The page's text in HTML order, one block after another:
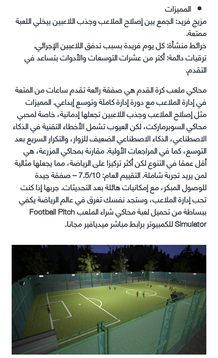
المميزات
مزيج فريد: الجمع بين إصلاح الملاعب وجذب اللاعبين بيخلي اللعبة
ممتعة.
خرائط منشأة: كل يوم فريدة بسبب تدفق اللاعبين الإجرائي.
ترقيات دائمة: أكتر من عشرات التوسعات والأدوات بتساعد في
التقدم.
محاكي ملعب كرة القدم هي صفقة رائعة تقدم ساعات من المتعة
في إدارة الملاعب مع دورة إدارة كاملة وتوسع إبداعي. المميزات
مثل إصلاح الملاعب وجذب اللاعبين تجعلها إدمانية، خاصة لمحبي
محاكي السوبرماركت، لكن العيوب تشمل الأخطاء التقنية في الذكاء
الاصطناعي، الذكاء الاصطناعي الضعيف للزوار، والتكرار السريع بعد
التوسع، كما في المراجعات الأولية. مقارنة بمحاكي المزرعة، هي
أقل عمقا في التنوع لكن أكثر تركيزا على الرياضة، مما يجعلها مثالية
لمن يريد تجربة شاملة. التقييم العام: 7.5/10 – صفقة جيدة
للوصول المبكر، مع إمكانيات هائلة بعد التحديثات. جربها إذا كنت
تحب إدارة الملاعب، وستجد نفسك تغرق في عالم الرياضة يكفي
ببساطة من تحميل لعبة محاكي شراء الملعب Football Pitch
Simulator للكمبيوتر برابط مباشر ميديافير مجانا.